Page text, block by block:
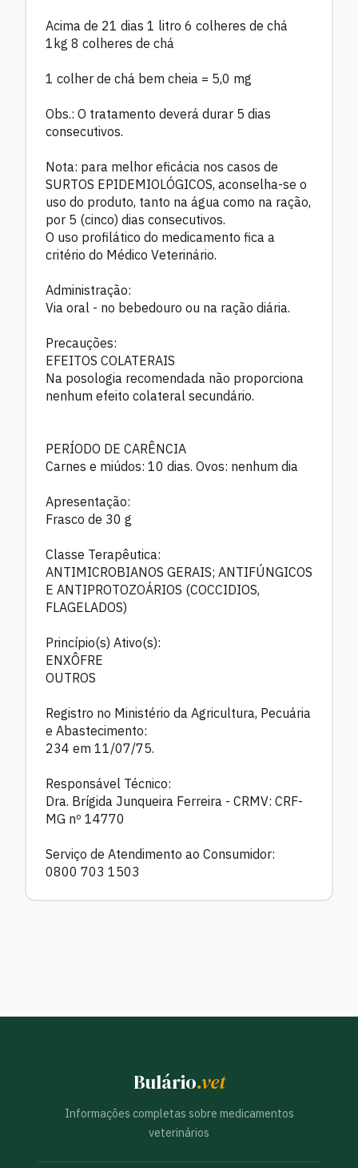
Acima de 21 dias 1 litro 6 colheres de chá
1kg 8 colheres de chá
1 colher de chá bem cheia = 5,0 mg
Obs.: O tratamento deverá durar 5 dias
consecutivos.
Nota: para melhor eficácia nos casos de
SURTOS EPIDEMIOLÓGICOS, aconselha-se o
uso do produto, tanto na água como na ração,
por 5 (cinco) dias consecutivos.
O uso profilático do medicamento fica a
critério do Médico Veterinário.
Administração:
Via oral - no bebedouro ou na ração diária.
Precauções:
EFEITOS COLATERAIS
Na posologia recomendada não proporciona
nenhum efeito colateral secundário.
PERÍODO DE CARÊNCIA
Carnes e miúdos: 10 dias. Ovos: nenhum dia
Apresentação:
Frasco de 30 g
Classe Terapêutica:
ANTIMICROBIANOS GERAIS; ANTIFÚNGICOS
E ANTIPROTOZOÁRIOS (COCCIDIOS,
FLAGELADOS)
Princípio(s) Ativo(s):
ENXÔFRE
OUTROS
Registro no Ministério da Agricultura, Pecuária
e Abastecimento:
234 em 11/07/75.
Responsável Técnico:
Dra. Brígida Junqueira Ferreira - CRMV: CRF-
MG nº 14770
Serviço de Atendimento ao Consumidor:
0800 703 1503
Bulário.vet
Informações completas sobre medicamentos
veterinários